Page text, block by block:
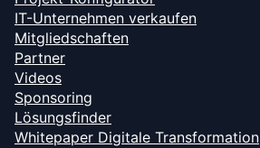
IT-Unternehmen verkaufen
Mitgliedschaften
Partner
Videos
Sponsoring
Lösungsfinder
Whitepaper Digitale Transformation